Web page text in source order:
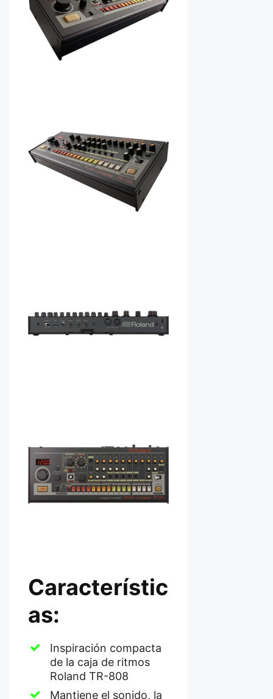
Característic
as:
Inspiración compacta
de la caja de ritmos
Roland TR-808
Mantiene el sonido, la